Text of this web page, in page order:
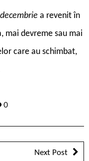
a revenit în
mai devreme sau mai
care au schimbat,
0
Next Post